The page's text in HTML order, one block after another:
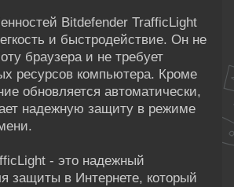
Bitdefender TrafficLight
и быстродействие. Он не
браузера и не требует
ресурсов компьютера. Кроме
обновляется автоматически,
надежную защиту в режиме
- это надежный
защиты в Интернете, который